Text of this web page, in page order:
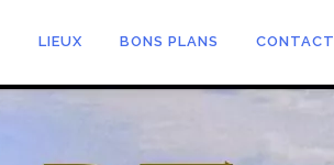
LIEUX BONS PLANS CONTACT